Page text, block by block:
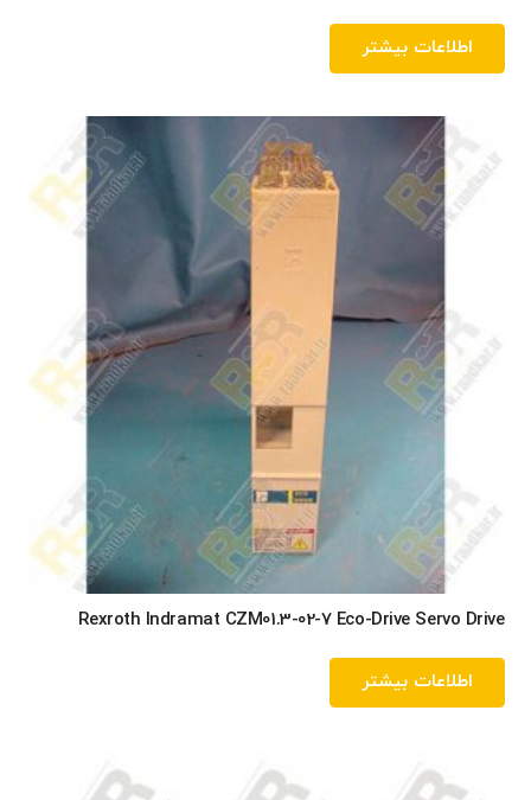
اطلاعات بیشتر
Rexroth Indramat CZM01.3-02-7 Eco-Drive Servo Drive
اطلاعات بیشتر